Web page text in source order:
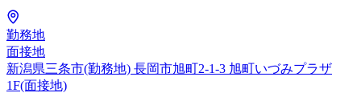
勤務地
面接地
新潟県三条市(勤務地) 長岡市旭町2-1-3 旭町いづみプラザ
1F(面接地)